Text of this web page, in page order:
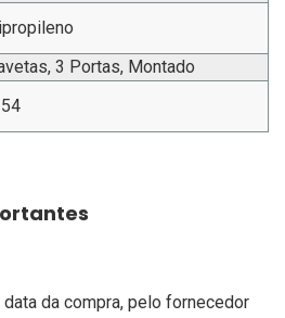
3 Portas, Montado
da compra, pelo fornecedor